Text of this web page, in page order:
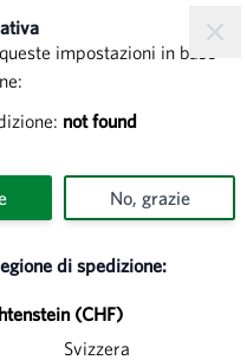
impostazioni in base
not found
No, grazie
di spedizione:
(CHF)
Svizzera
chalcedonica
Lychnis